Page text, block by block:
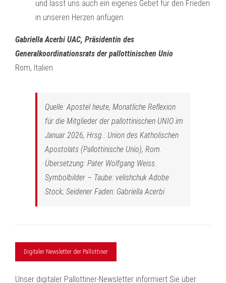
und lasst uns auch ein eigenes Gebet für den Frieden
in unseren Herzen anfügen.
Gabriella Acerbi UAC, Präsidentin des
Generalkoordinationsrats der pallottinischen Unio
Rom, Italien
Quelle: Apostel heute, Monatliche Reflexion
für die Mitglieder der pallottinischen UNIO im
Januar 2026, Hrsg.: Union des Katholischen
Apostolats (Pallottinische Unio), Rom.
Übersetzung: Pater Wolfgang Weiss.
Symbolbilder – Taube: velishchuk Adobe
Stock; Seidener Faden: Gabriella Acerbi
Digitaler Newsletter der Pallottiner
Unser digitaler Pallottiner-Newsletter informiert Sie über